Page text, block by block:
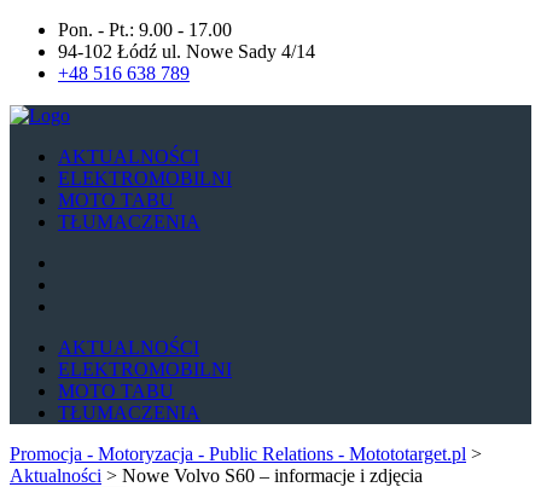
Pon. - Pt.: 9.00 - 17.00
94-102 Łódź ul. Nowe Sady 4/14
+48 516 638 789
AKTUALNOŚCI
ELEKTROMOBILNI
MOTO TABU
TŁUMACZENIA
AKTUALNOŚCI
ELEKTROMOBILNI
MOTO TABU
TŁUMACZENIA
Promocja - Motoryzacja - Public Relations - Motototarget.pl >
Aktualności > Nowe Volvo S60 – informacje i zdjęcia